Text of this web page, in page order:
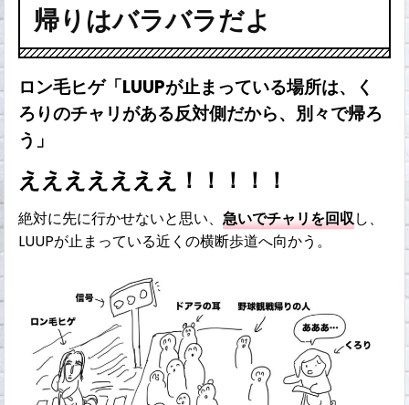
帰りはバラバラだよ
ロン毛ヒゲ「LUUPが止まっている場所は、く
ろりのチャリがある反対側だから、別々で帰ろ
う」
えええええええ！！！！！
絶対に先に行かせないと思い、急いでチャリを回収し、
LUUPが止まっている近くの横断歩道へ向かう。